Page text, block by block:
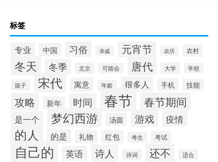
标签
专业 中国 习俗 亲戚 元宵节 农历 农村
冬天 冬季 北京 可能会 唐代 大学 学校
孩子 宋代 寓意 年龄 很多人 手机 技能
攻略 新年 时间 春节 春节期间
是一个 梦幻西游 汤圆 游戏 疫情
的人 的是 礼物 红包 考生 考试
自己的 英语 诗人 诗词 还不 适合